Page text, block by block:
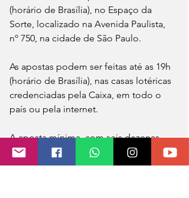
(horário de Brasília), no Espaço da
Sorte, localizado na Avenida Paulista,
nº 750, na cidade de São Paulo.
As apostas podem ser feitas até as 19h
(horário de Brasília), nas casas lotéricas
credenciadas pela Caixa, em todo o
país ou pela internet.
A aposta mínima, com seis dezenas
marcadas, custa R$ 4,50.